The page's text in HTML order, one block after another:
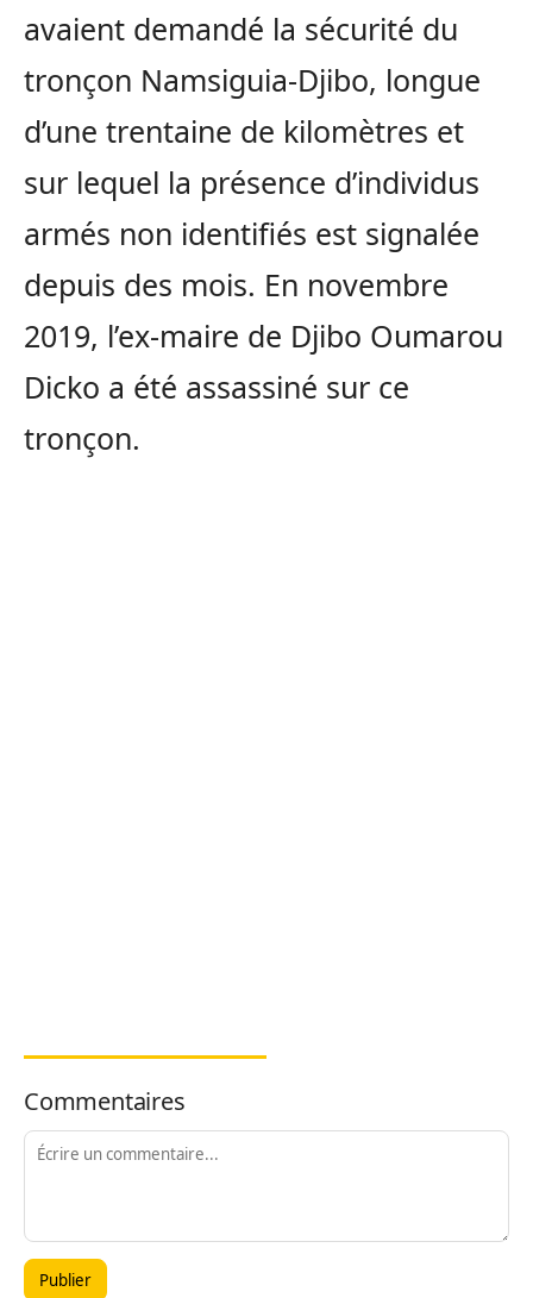
avaient demandé la sécurité du
tronçon Namsiguia-Djibo, longue
d’une trentaine de kilomètres et
sur lequel la présence d’individus
armés non identifiés est signalée
depuis des mois. En novembre
2019, l’ex-maire de Djibo Oumarou
Dicko a été assassiné sur ce
tronçon.
Commentaires
Publier